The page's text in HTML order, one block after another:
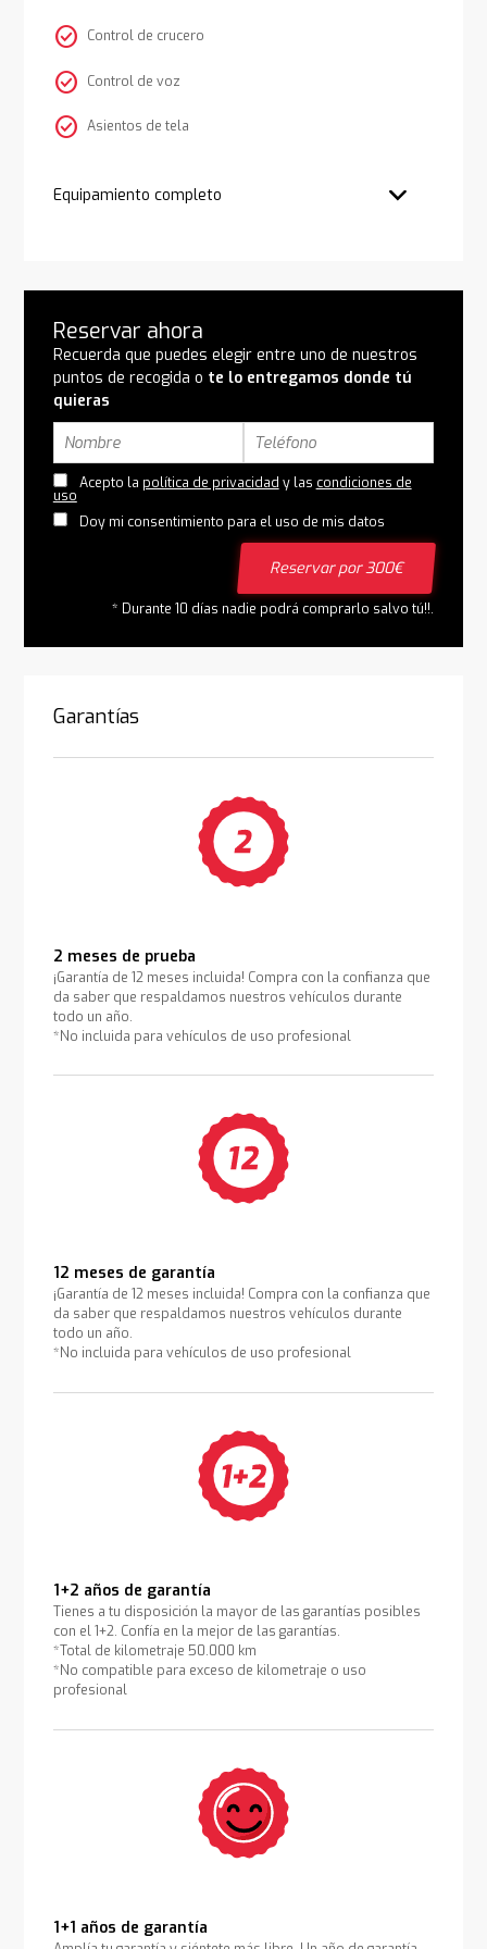
check_circle Control de crucero
check_circle Control de voz
check_circle Asientos de tela
Equipamiento completo
Reservar ahora
Recuerda que puedes elegir entre uno de nuestros
puntos de recogida o te lo entregamos donde tú
quieras
Acepto la política de privacidad y las condiciones de
uso
Doy mi consentimiento para el uso de mis datos
Reservar por 300€
* Durante 10 días nadie podrá comprarlo salvo tú!!.
Garantías
2 meses de prueba
¡Garantía de 12 meses incluida! Compra con la confianza que
da saber que respaldamos nuestros vehículos durante
todo un año.
*No incluida para vehículos de uso profesional
12 meses de garantía
¡Garantía de 12 meses incluida! Compra con la confianza que
da saber que respaldamos nuestros vehículos durante
todo un año.
*No incluida para vehículos de uso profesional
1+2 años de garantía
Tienes a tu disposición la mayor de las garantías posibles
con el 1+2. Confía en la mejor de las garantías.
*Total de kilometraje 50.000 km
*No compatible para exceso de kilometraje o uso
profesional
1+1 años de garantía